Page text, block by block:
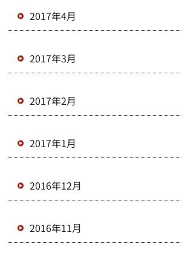
2017年4月
2017年3月
2017年2月
2017年1月
2016年12月
2016年11月